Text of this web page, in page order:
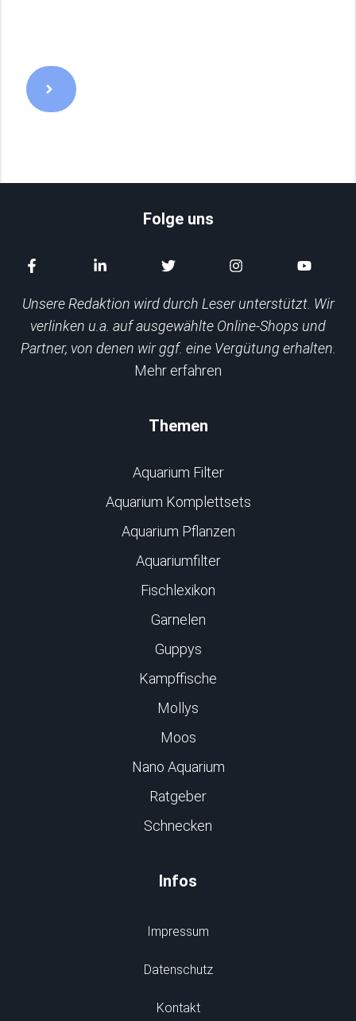
Folge uns
Unsere Redaktion wird durch Leser unterstützt. Wir
verlinken u.a. auf ausgewählte Online-Shops und
Partner, von denen wir ggf. eine Vergütung erhalten.
Mehr erfahren
Themen
Aquarium Filter
Aquarium Komplettsets
Aquarium Pflanzen
Aquariumfilter
Fischlexikon
Garnelen
Guppys
Kampffische
Mollys
Moos
Nano Aquarium
Ratgeber
Schnecken
Infos
Impressum
Datenschutz
Kontakt